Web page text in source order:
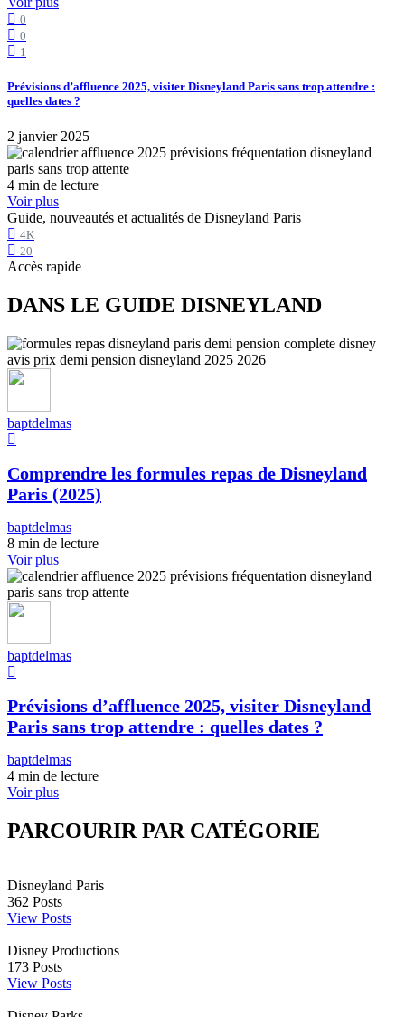
0
0
1
Prévisions d’affluence 2025, visiter Disneyland Paris sans trop attendre :
quelles dates ?
2 janvier 2025
4 min de lecture
Voir plus
Guide, nouveautés et actualités de Disneyland Paris
4K
20
Accès rapide
DANS LE GUIDE DISNEYLAND
baptdelmas
Comprendre les formules repas de Disneyland
Paris (2025)
baptdelmas
8 min de lecture
Voir plus
baptdelmas
Prévisions d’affluence 2025, visiter Disneyland
Paris sans trop attendre : quelles dates ?
baptdelmas
4 min de lecture
Voir plus
PARCOURIR PAR CATÉGORIE
Disneyland Paris
362 Posts
View Posts
Disney Productions
173 Posts
View Posts